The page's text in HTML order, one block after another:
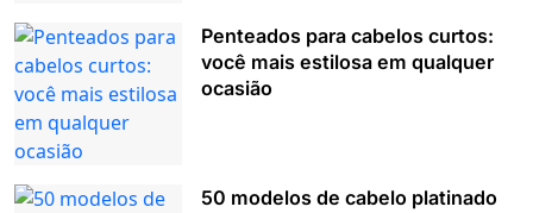
Penteados para cabelos curtos:
você mais estilosa em qualquer
ocasião
50 modelos de cabelo platinado